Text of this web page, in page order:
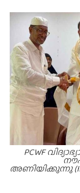
PCWF
അണിയിക്കുന്നു